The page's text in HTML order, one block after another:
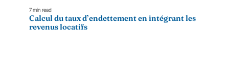
7 min read
Calcul du taux d’endettement en intégrant les
revenus locatifs